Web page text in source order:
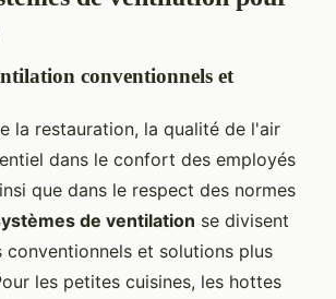
conventionnels et
la restauration, la qualité de l'air
dans le confort des employés
que dans le respect des normes
de ventilation se divisent
et solutions plus
les petites cuisines, les hottes